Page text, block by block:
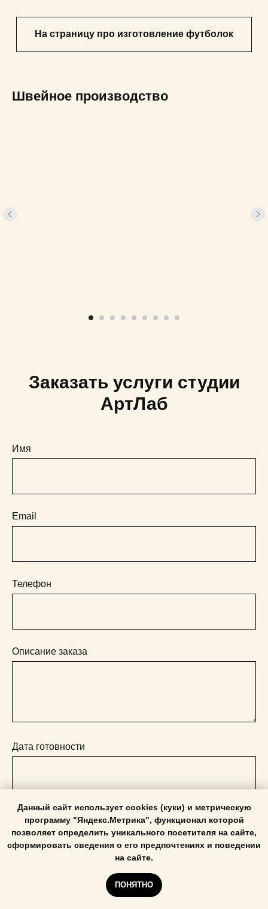
Данный сайт использует cookies (куки) и метрическую
программу "Яндекс.Метрика", функционал которой
позволяет определить уникального посетителя на сайте,
сформировать сведения о его предпочтениях и поведении
на сайте.
ПОНЯТНО
На страницу про изготовление футболок
Швейное производство
Заказать услуги студии
АртЛаб
Имя
Email
Телефон
Описание заказа
Дата готовности
Способ отгрузки
Самовывоз Трефолева д.2 лит. Я
Я даю согласие на обработку персональных данных в